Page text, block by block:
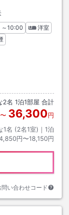
チェックアウト
～10:00
洋室
2名 1泊1部屋 合計
〜 36,300円
1名 (2名1室)｜ 1泊
円〜18,150円
問い合わせコード